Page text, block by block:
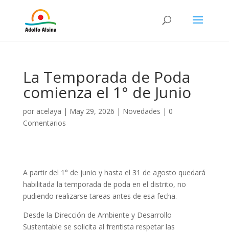
La Temporada de Poda
comienza el 1° de Junio
por acelaya | May 29, 2026 | Novedades | 0
Comentarios
A partir del 1° de junio y hasta el 31 de agosto quedará
habilitada la temporada de poda en el distrito, no
pudiendo realizarse tareas antes de esa fecha.
Desde la Dirección de Ambiente y Desarrollo
Sustentable se solicita al frentista respetar las